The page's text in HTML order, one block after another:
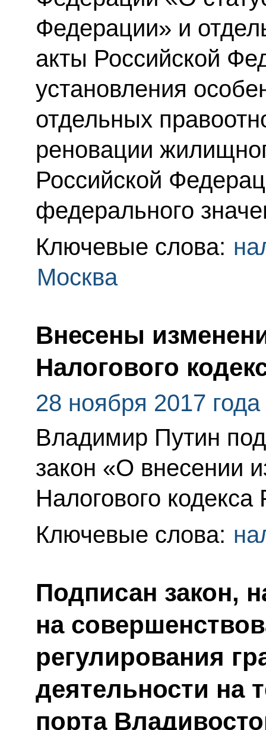
Федерации» и
акты Российской
установления
отдельных
реновации
Российской
федерального
Ключевые слова:
Москва
Внесены
Налогового
28 ноября 2017 года
Владимир Путин
закон «О внесении
Налогового
Ключевые слова:
Подписан закон,
на
регулирования
деятельности на
порта